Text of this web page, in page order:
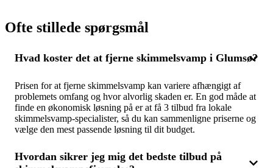
Ofte stillede spørgsmål
Hvad koster det at fjerne skimmelsvamp i Glumsø?
Prisen for at fjerne skimmelsvamp kan variere afhængigt af
problemets omfang og hvor alvorlig skaden er. En god måde at
finde en økonomisk løsning på er at få 3 tilbud fra lokale
skimmelsvamp-specialister, så du kan sammenligne priserne og
vælge den mest passende løsning til dit budget.
Hvordan sikrer jeg mig det bedste tilbud på